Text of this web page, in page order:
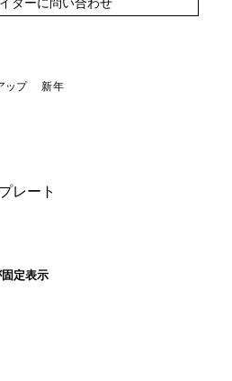
ップ 新年
レート
定表示